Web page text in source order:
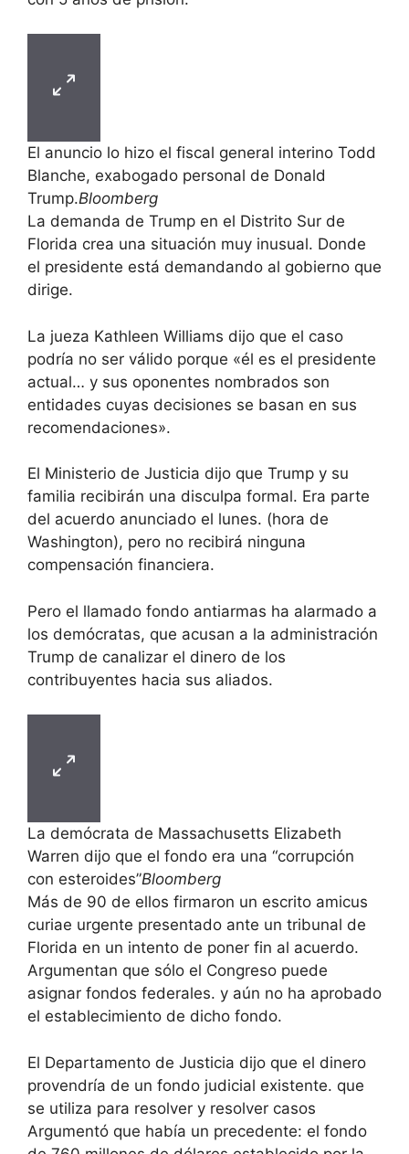
El anuncio lo hizo el fiscal general interino Todd
Blanche, exabogado personal de Donald
Trump.Bloomberg
La demanda de Trump en el Distrito Sur de
Florida crea una situación muy inusual. Donde
el presidente está demandando al gobierno que
dirige.
La jueza Kathleen Williams dijo que el caso
podría no ser válido porque «él es el presidente
actual… y sus oponentes nombrados son
entidades cuyas decisiones se basan en sus
recomendaciones».
El Ministerio de Justicia dijo que Trump y su
familia recibirán una disculpa formal. Era parte
del acuerdo anunciado el lunes. (hora de
Washington), pero no recibirá ninguna
compensación financiera.
Pero el llamado fondo antiarmas ha alarmado a
los demócratas, que acusan a la administración
Trump de canalizar el dinero de los
contribuyentes hacia sus aliados.
La demócrata de Massachusetts Elizabeth
Warren dijo que el fondo era una “corrupción
con esteroides”Bloomberg
Más de 90 de ellos firmaron un escrito amicus
curiae urgente presentado ante un tribunal de
Florida en un intento de poner fin al acuerdo.
Argumentan que sólo el Congreso puede
asignar fondos federales. y aún no ha aprobado
el establecimiento de dicho fondo.
El Departamento de Justicia dijo que el dinero
provendría de un fondo judicial existente. que
se utiliza para resolver y resolver casos
Argumentó que había un precedente: el fondo